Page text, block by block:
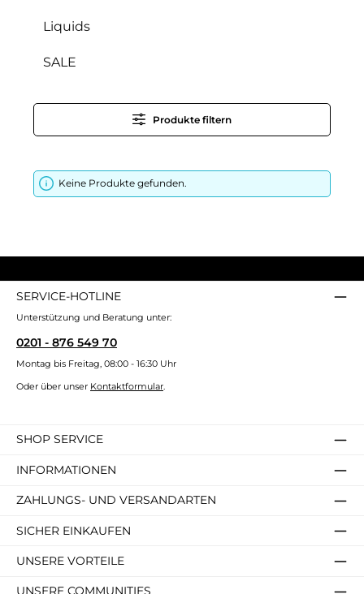
Liquids
SALE
Produkte filtern
Keine Produkte gefunden.
SERVICE-HOTLINE
Unterstützung und Beratung unter:
0201 - 876 549 70
Montag bis Freitag, 08:00 - 16:30 Uhr
Oder über unser Kontaktformular.
SHOP SERVICE
INFORMATIONEN
ZAHLUNGS- UND VERSANDARTEN
SICHER EINKAUFEN
UNSERE VORTEILE
UNSERE COMMUNITIES